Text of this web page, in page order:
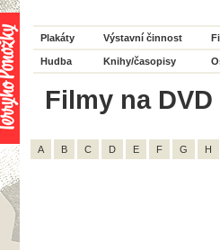
Plakáty Výstavní činnost
Hudba Knihy/časopisy
Filmy na
A B C D E F G H